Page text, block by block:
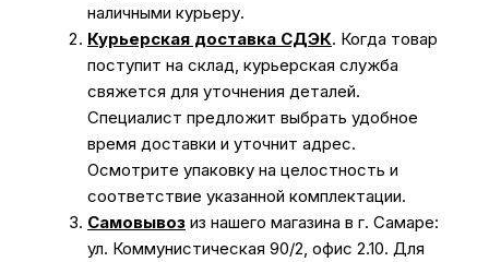
наличными курьеру.
Курьерская доставка СДЭК. Когда товар
поступит на склад, курьерская служба
свяжется для уточнения деталей.
Специалист предложит выбрать удобное
время доставки и уточнит адрес.
Осмотрите упаковку на целостность и
соответствие указанной комплектации.
Самовывоз из нашего магазина в г. Самаре:
ул. Коммунистическая 90/2, офис 2.10. Для